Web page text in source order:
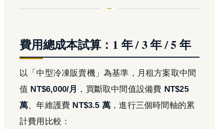
費用總成本試算：1 年 / 3 年 / 5 年
以「中型冷凍販賣機」為基準，月租方案取中間
值 NT$6,000/月 ，買斷取中間值設備費 NT$25
萬、年維護費 NT$3.5 萬 ，進行三個時間軸的累
計費用比較：